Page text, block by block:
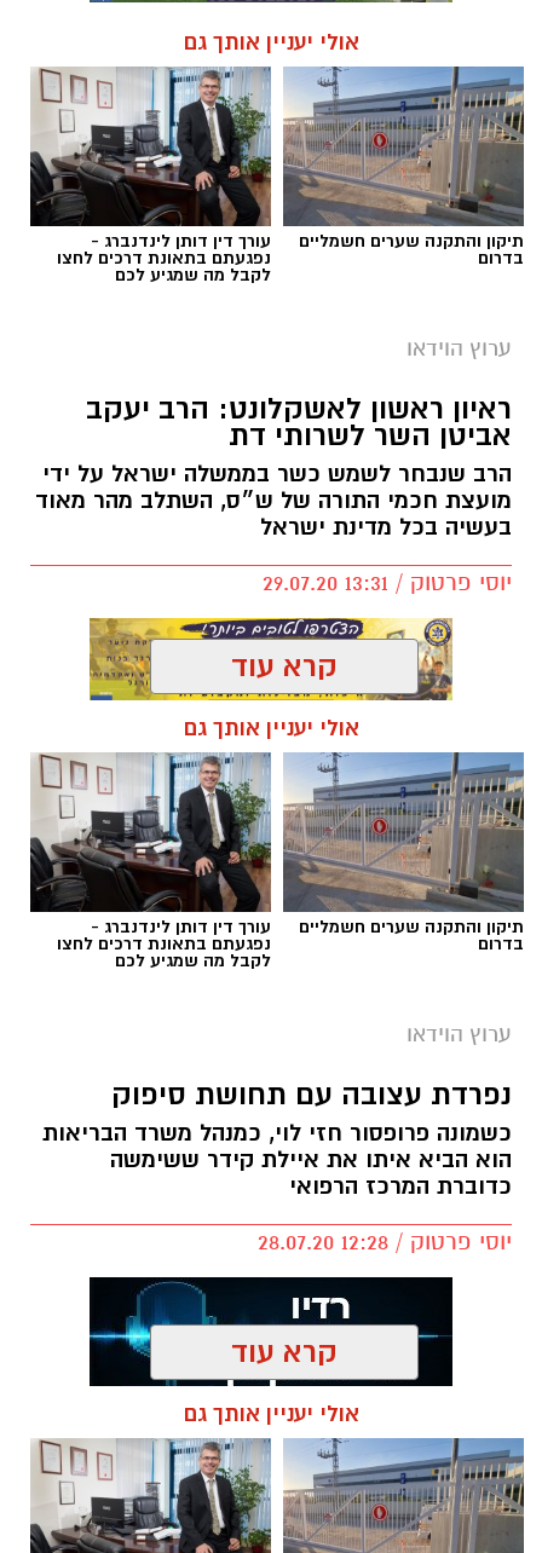
אולי יעניין אותך גם
תיקון והתקנה שערים חשמליים
בדרום
עורך דין דותן לינדנברג -
נפגעתם בתאונת דרכים לחצו
לקבל מה שמגיע לכם
ערוץ הוידאו
ראיון ראשון לאשקלונט: הרב יעקב
אביטן השר לשרותי דת
הרב שנבחר לשמש כשר בממשלה ישראל על ידי
מועצת חכמי התורה של ש״ס, השתלב מהר מאוד
בעשיה בכל מדינת ישראל
יוסי פרטוק / 13:31 29.07.20
מי שמכיר את הרב יעקב אביטן, שר לשרותי דת,
יודע שאין אדם באשקלון והסביבה שאיני מכיר
אותו, עכשיו מדינת ישראל מתוודעת את האדם
הכריזמתי שסוחף אחריו המונים. כן, את הסליחות
בקרוב, יעשו איתו מאות אנשים ובעיקר בני נוער
את הלילות. הרב אביטן בראיון ראשון.
להורדת האפליקציה לחצו כאן
קרא עוד
אולי יעניין אותך גם
תיקון והתקנה שערים חשמליים
בדרום
עורך דין דותן לינדנברג -
נפגעתם בתאונת דרכים לחצו
לקבל מה שמגיע לכם
ערוץ הוידאו
נפרדת עצובה עם תחושת סיפוק
כשמונה פרופסור חזי לוי, כמנהל משרד הבריאות
הוא הביא איתו את איילת קידר ששימשה
כדוברת המרכז הרפואי
יוסי פרטוק / 12:28 28.07.20
כשפרופסור חזי לוי מונה כמנכ״ל משרד
הבריאות, לא היה ספק שהדוברת איילת קידר,
תלווה אותו. מחר (רביעי) יהיה יומה האחרון
במרכז הרפואי כדוברת ותשמש כעוזרת
קרא עוד
אולי יעניין אותך גם